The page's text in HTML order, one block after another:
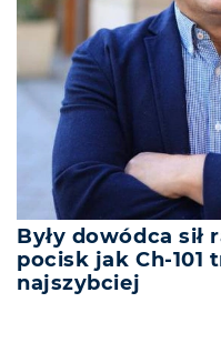
Były dowódca
pocisk jak Ch-101
najszybciej